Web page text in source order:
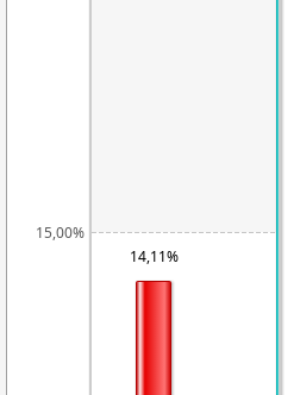
15,00%
14,11%